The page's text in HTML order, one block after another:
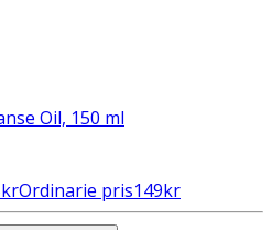
Oil, 150 ml
krOrdinarie pris149kr